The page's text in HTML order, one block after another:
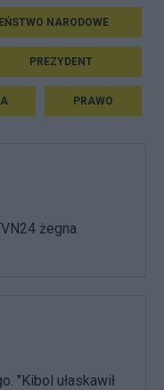
NARODOWE
PREZYDENT
PRAWO
żegna
"Kibol ułaskawił